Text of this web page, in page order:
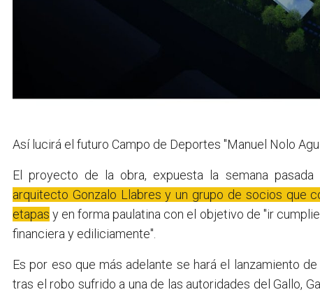
Así lucirá el futuro Campo de Deportes "Manuel Nolo
El proyecto de la obra, expuesta la semana pasada
arquitecto Gonzalo Llabres y un grupo de socios que
etapas y en forma paulatina con el objetivo de "ir
financiera y ediliciamente".
Es por eso que más adelante se hará el lanzamiento
tras el robo sufrido a una de las autoridades del Gallo,